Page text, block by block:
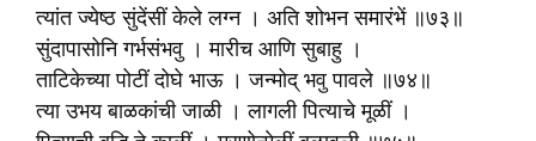
त्यांत ज्येष्ठ सुंदेंसीं केले लग्न । अति शोभन समारंभें ॥७३॥
सुंदापासोनि गर्भसंभवु । मारीच आणि सुबाहु ।
ताटिकेच्या पोटीं दोघे भाऊ । जन्मोद् भवु पावले ॥७४॥
त्या उभय बाळकांची जाळी । लागली पित्याचे मूळीं ।